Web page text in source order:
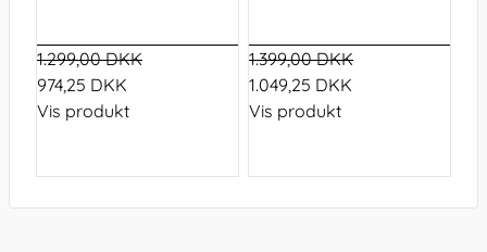
1.299,00 DKK
974,25 DKK
Vis produkt
1.399,00 DKK
1.049,25 DKK
Vis produkt